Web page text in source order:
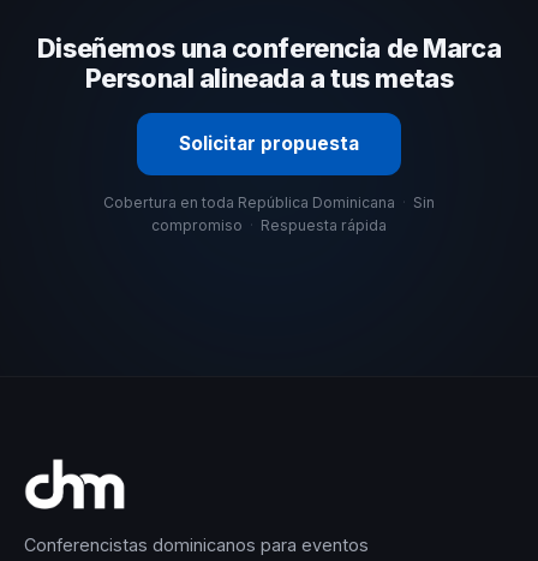
organizacional. En CHM República Dominicana te
ayudamos con una selección estratégica basada en
Diseñemos una conferencia de Marca
Personal alineada a tus metas
Solicitar propuesta
Cobertura en toda República Dominicana · Sin
compromiso · Respuesta rápida
Conferencistas dominicanos para eventos